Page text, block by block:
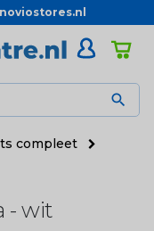

compleet
- wit